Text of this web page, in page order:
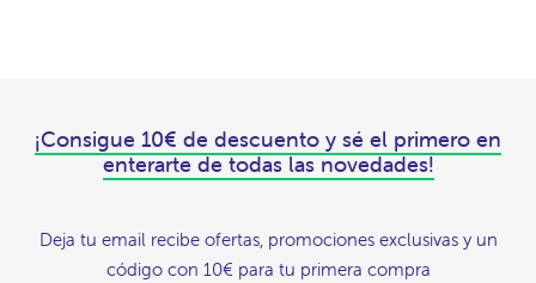
¡Consigue 10€ de descuento y sé el primero en
enterarte de todas las novedades!
Deja tu email recibe ofertas, promociones exclusivas y un
código con 10€ para tu primera compra